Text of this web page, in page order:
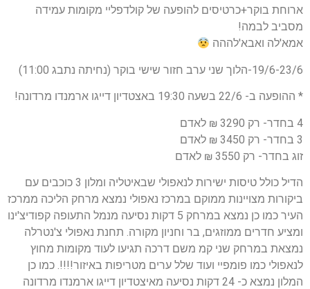
ארוחת בוקר+כרטיסים להופעה של קולדפליי מקומות עמידה
מסביב לבמה!
אמא'לה ואבא'לההה
19/6-23/6-הלוך שני ערב חזור שישי בוקר (נחיתה נתבג 11:00)
* ההופעה ב- 22/6 בשעה 19:30 באצטדיון דייגו ארמנדו מרדונה!
4 בחדר- רק 3290 ₪ לאדם
3 בחדר- רק 3450 ₪ לאדם
זוג בחדר- רק 3550 ₪ לאדם
הדיל כולל טיסות ישירות לנאפולי שבאיטליה ומלון 3 כוכבים עם
ביקורות מצויינות ממוקם במרכז נאפולי נמצא מרחק הליכה ממרכז
העיר כמו כן נמצא במרחק 5 דקות נסיעה מנמל התעופה קפודיצ'ינו
ומציע חדרים ממוזגים, בר וחניון מקורה. תחנת נאפולי צ'נטרלה
נמצאת במרחק שני קמ משם דרכה תגיעו לעוד מקומות מחוץ
לנאפולי כמו פומפיי ועוד שלל ערים מטריפות באיזור!!!!. כמו כן
המלון נמצא כ- 24 דקות נסיעה מאיצטדיון דייגו ארמנדו מרדונה